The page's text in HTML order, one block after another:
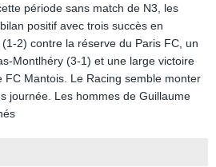
période sans match de N3, les
positif avec trois succès en
2) contre la réserve du Paris FC, un
Montlhéry (3-1) et une large victoire
FC Mantois. Le Racing semble monter
journée. Les hommes de Guillaume